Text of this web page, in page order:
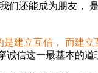
们还能成为朋友，
建立互信， 而建
信这一最基本的道